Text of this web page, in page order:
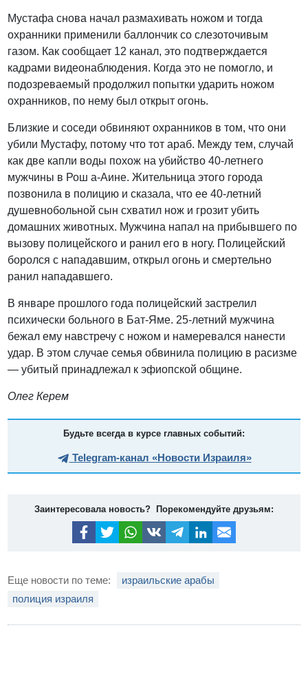
Мустафа снова начал размахивать ножом и тогда
охранники применили баллончик со слезоточивым
газом. Как сообщает 12 канал, это подтверждается
кадрами видеонаблюдения. Когда это не помогло, и
подозреваемый продолжил попытки ударить ножом
охранников, по нему был открыт огонь.
Близкие и соседи обвиняют охранников в том, что они
убили Мустафу, потому что тот араб. Между тем, случай
как две капли воды похож на убийство 40-летнего
мужчины в Рош а-Аине. Жительница этого города
позвонила в полицию и сказала, что ее 40-летний
душевнобольной сын схватил нож и грозит убить
домашних животных. Мужчина напал на прибывшего по
вызову полицейского и ранил его в ногу. Полицейский
боролся с нападавшим, открыл огонь и смертельно
ранил нападавшего.
В январе прошлого года полицейский застрелил
психически больного в Бат-Яме. 25-летний мужчина
бежал ему навстречу с ножом и намеревался нанести
удар. В этом случае семья обвинила полицию в расизме
— убитый принадлежал к эфиопской общине.
Олег Керем
Будьте всегда в курсе главных событий:
Telegram-канал «Новости Израиля»
Заинтересовала новость? Порекомендуйте друзьям:
Еще новости по теме:
израильские арабы
полиция израиля